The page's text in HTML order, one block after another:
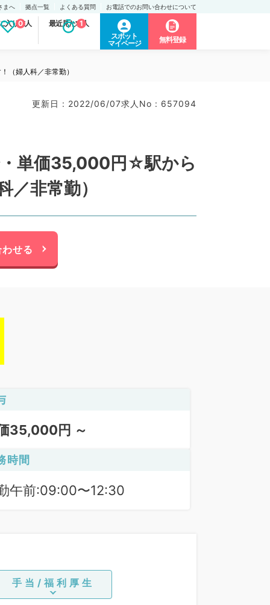
まへ 拠点一覧 よくある質問 お電話でのお問い合わせについて
入り求人
0 最近見た求人
1
スポット
マイページ
無料登録
（婦人科／非常勤）
更新日 : 2022/06/07求人No : 657094
単価35,000円☆駅から
非常勤）
せる
35,000円 ～
時間
午前:09:00〜12:30
手当/福利厚生